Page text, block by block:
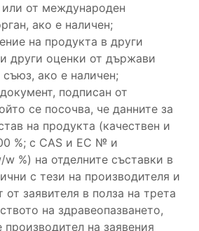
от международен
ако е наличен;
на продукта в други
други оценки от държави
ако е наличен;
подписан от
се посочва, че данните за
на продукта (качествен и
%; с CAS и ЕС № и
%) на отделните съставки в
с тези на производителя и
от заявителя в полза на трета
на здравеопазването,
производител на заявения